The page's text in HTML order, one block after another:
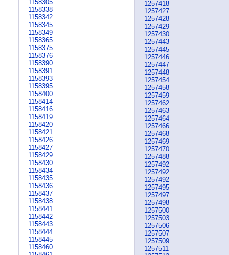
1158305
1158338
1158342
1158345
1158349
1158365
1158375
1158376
1158390
1158391
1158393
1158395
1158400
1158414
1158416
1158419
1158420
1158421
1158426
1158427
1158429
1158430
1158434
1158435
1158436
1158437
1158438
1158441
1158442
1158443
1158444
1158445
1158460
1257418
1257427
1257428
1257429
1257430
1257443
1257445
1257446
1257447
1257448
1257454
1257458
1257459
1257462
1257463
1257464
1257466
1257468
1257469
1257470
1257488
1257492
1257492
1257492
1257495
1257497
1257498
1257500
1257503
1257506
1257507
1257509
1257511